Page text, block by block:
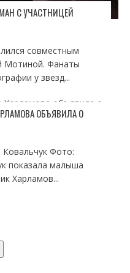
С УЧАСТНИЦЕЙ
совместным
Мотиной. Фанаты
у звезд...
ОБЪЯВИЛА О
Ковальчук Фото:
показала малыша
Харламов...